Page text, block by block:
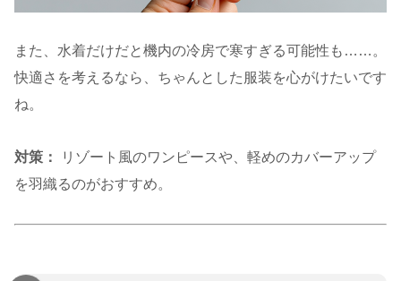
また、水着だけだと機内の冷房で寒すぎる可能性も……。
快適さを考えるなら、ちゃんとした服装を心がけたいです
ね。
対策：
リゾート風のワンピースや、軽めのカバーアップ
を羽織るのがおすすめ。